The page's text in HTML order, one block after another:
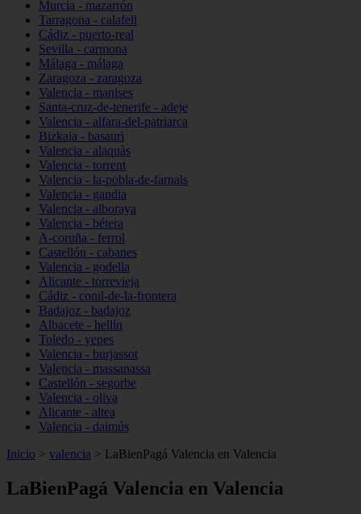
Murcia - mazarrón
Tarragona - calafell
Cádiz - puerto-real
Sevilla - carmona
Málaga - málaga
Zaragoza - zaragoza
Valencia - manises
Santa-cruz-de-tenerife - adeje
Valencia - alfara-del-patriarca
Bizkaia - basauri
Valencia - alaquàs
Valencia - torrent
Valencia - la-pobla-de-farnals
Valencia - gandia
Valencia - alboraya
Valencia - bétera
A-coruña - ferrol
Castellón - cabanes
Valencia - godella
Alicante - torrevieja
Cádiz - conil-de-la-frontera
Badajoz - badajoz
Albacete - hellín
Toledo - yepes
Valencia - burjassot
Valencia - massanassa
Castellón - segorbe
Valencia - oliva
Alicante - altea
Valencia - daimús
Inicio > valencia > LaBienPagá Valencia en Valencia
LaBienPagá Valencia en Valencia